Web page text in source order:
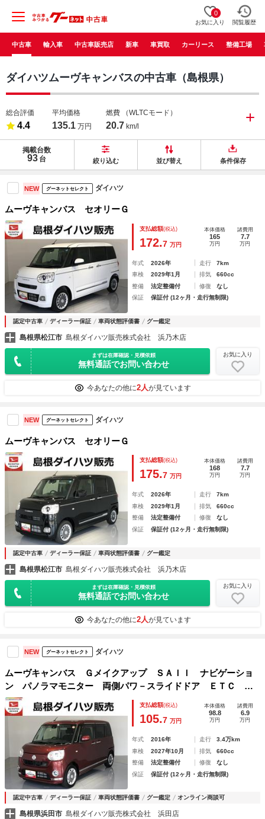
0
お気に入り 閲覧履歴
中古車 輸入車 中古車販売店 新車 車買取 カーリース 整備工場
ダイハツムーヴキャンバスの中古車（島根県）
総合評価
4.4
平均価格
135.1 万円
燃費 （WLTCモード）
20.7 km/l
掲載台数
93 台 絞り込む 並び替え 条件保存
NEW グーネットセレクト ダイハツ
ムーヴキャンバス セオリーＧ
支払総額(税込)
172.7 万円
本体価格
165
万円
諸費用
7.7
万円
年式 2026年 走行
7km
車検
2029年1月 排気
660cc
整備
法定整備付 修復
なし
保証
保証付 (12ヶ月・走行無制限)
認定中古車 ディーラー保証 車両状態評価書 グー鑑定
島根県松江市 島根ダイハツ販売株式会社 浜乃木店
まずは在庫確認・見積依頼
無料通話でお問い合わせ
お気に入り
今あなたの他に2人が見ています
NEW グーネットセレクト ダイハツ
ムーヴキャンバス セオリーＧ
支払総額(税込)
175.7 万円
本体価格
168
万円
諸費用
7.7
万円
年式 2026年 走行
7km
車検
2029年1月 排気
660cc
整備
法定整備付 修復
なし
保証
保証付 (12ヶ月・走行無制限)
認定中古車 ディーラー保証 車両状態評価書 グー鑑定
島根県松江市 島根ダイハツ販売株式会社 浜乃木店
まずは在庫確認・見積依頼
無料通話でお問い合わせ
お気に入り
今あなたの他に2人が見ています
NEW グーネットセレクト ダイハツ
ムーヴキャンバス Ｇメイクアップ ＳＡＩＩ ナビゲーショ
ン パノラマモニター 両側パワ－スライドドア ＥＴＣ 衝
突回避支援システム搭載車
支払総額(税込)
105.7 万円
本体価格
98.8
万円
諸費用
6.9
万円
年式 2016年 走行
3.4万km
車検
2027年10月 排気
660cc
整備
法定整備付 修復
なし
保証
保証付 (12ヶ月・走行無制限)
認定中古車 ディーラー保証 車両状態評価書 グー鑑定 オンライン商談可
島根県浜田市 島根ダイハツ販売株式会社 浜田店